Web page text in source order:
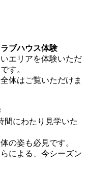
ブハウス体験
エリアを体験いただ
す。
体はご覧いただけま
間にわたり見学いた
の姿も必見です。
による、今シーズン